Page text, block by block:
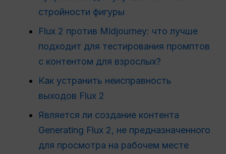
стройности фигуры
Flux 2 против Midjourney: что лучше
подходит для тестирования промптов
с контентом для взрослых?
Как устранить неисправность
выходов Flux 2
Является ли создание контента
Generating Flux 2, не предназначенного
для просмотра на рабочем месте